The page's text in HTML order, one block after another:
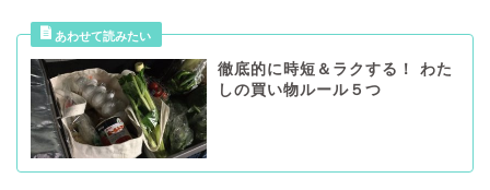
徹底的に時短＆ラクする！ わた
しの買い物ルール５つ